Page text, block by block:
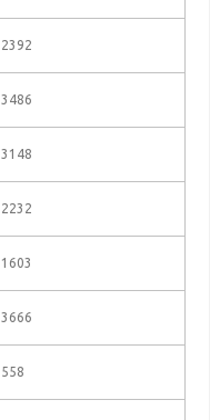
2392
3486
3148
2232
1603
3666
558